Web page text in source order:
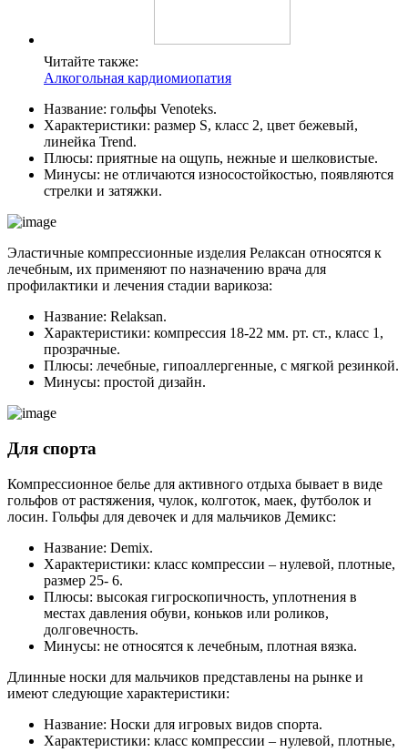
Читайте также:
Алкогольная кардиомиопатия
Название: гольфы Venoteks.
Характеристики: размер S, класс 2, цвет бежевый,
линейка Trend.
Плюсы: приятные на ощупь, нежные и шелковистые.
Минусы: не отличаются износостойкостью, появляются
стрелки и затяжки.
Эластичные компрессионные изделия Релаксан относятся к
лечебным, их применяют по назначению врача для
профилактики и лечения стадии варикоза:
Название: Relaksan.
Характеристики: компрессия 18-22 мм. рт. ст., класс 1,
прозрачные.
Плюсы: лечебные, гипоаллергенные, с мягкой резинкой.
Минусы: простой дизайн.
Для спорта
Компрессионное белье для активного отдыха бывает в виде
гольфов от растяжения, чулок, колготок, маек, футболок и
лосин. Гольфы для девочек и для мальчиков Демикс:
Название: Demix.
Характеристики: класс компрессии – нулевой, плотные,
размер 25- 6.
Плюсы: высокая гигроскопичность, уплотнения в
местах давления обуви, коньков или роликов,
долговечность.
Минусы: не относятся к лечебным, плотная вязка.
Длинные носки для мальчиков представлены на рынке и
имеют следующие характеристики:
Название: Носки для игровых видов спорта.
Характеристики: класс компрессии – нулевой, плотные,